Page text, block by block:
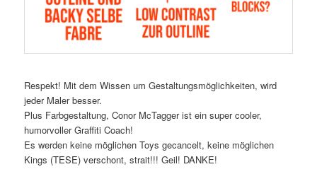
Respekt! Mit dem Wissen um Gestaltungsmöglichkeiten, wird
jeder Maler besser.
Plus Farbgestaltung, Conor McTagger ist ein super cooler,
humorvoller Graffiti Coach!
Es werden keine möglichen Toys gecancelt, keine möglichen
Kings (TESE) verschont, strait!!! Geil! DANKE!